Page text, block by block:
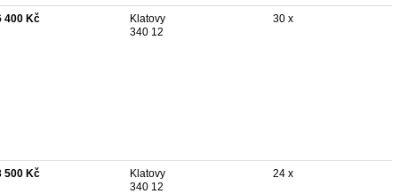
400 Kč
Klatovy
340 12
30 x
500 Kč
Klatovy
340 12
24 x